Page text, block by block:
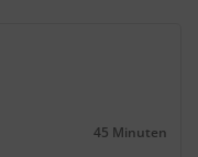
Dauer:
45 Minuten